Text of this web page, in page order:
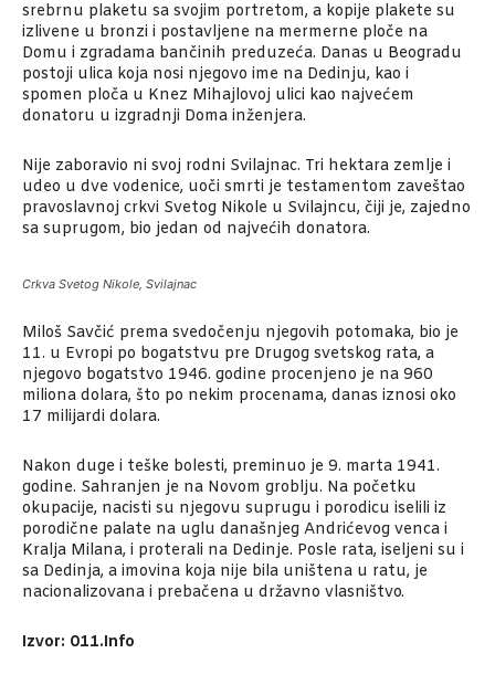
srebrnu plaketu sa svojim portretom, a kopije plakete su
izlivene u bronzi i postavljene na mermerne ploče na
Domu i zgradama bančinih preduzeća. Danas u Beogradu
postoji ulica koja nosi njegovo ime na Dedinju, kao i
spomen ploča u Knez Mihajlovoj ulici kao najvećem
donatoru u izgradnji Doma inženjera.
Nije zaboravio ni svoj rodni Svilajnac. Tri hektara zemlje i
udeo u dve vodenice, uoči smrti je testamentom zaveštao
pravoslavnoj crkvi Svetog Nikole u Svilajncu, čiji je, zajedno
sa suprugom, bio jedan od najvećih donatora.
Crkva Svetog Nikole, Svilajnac
Miloš Savčić prema svedočenju njegovih potomaka, bio je
11. u Evropi po bogatstvu pre Drugog svetskog rata, a
njegovo bogatstvo 1946. godine procenjeno je na 960
miliona dolara, što po nekim procenama, danas iznosi oko
17 milijardi dolara.
Nakon duge i teške bolesti, preminuo je 9. marta 1941.
godine. Sahranjen je na Novom groblju. Na početku
okupacije, nacisti su njegovu suprugu i porodicu iselili iz
porodične palate na uglu današnjeg Andrićevog venca i
Kralja Milana, i proterali na Dedinje. Posle rata, iseljeni su i
sa Dedinja, a imovina koja nije bila uništena u ratu, je
nacionalizovana i prebačena u državno vlasništvo.
Izvor: 011.Info